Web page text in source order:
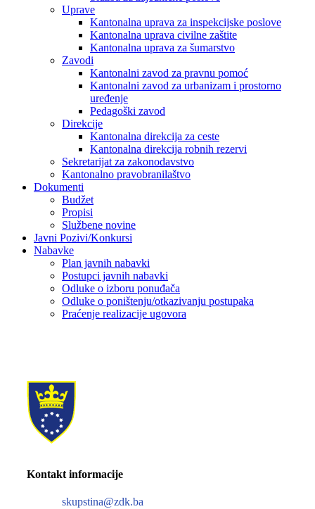
Uprave
Kantonalna uprava za inspekcijske poslove
Kantonalna uprava civilne zaštite
Kantonalna uprava za šumarstvo
Zavodi
Kantonalni zavod za pravnu pomoć
Kantonalni zavod za urbanizam i prostorno
uređenje
Pedagoški zavod
Direkcije
Kantonalna direkcija za ceste
Kantonalna direkcija robnih rezervi
Sekretarijat za zakonodavstvo
Kantonalno pravobranilaštvo
Dokumenti
Budžet
Propisi
Službene novine
Javni Pozivi/Konkursi
Nabavke
Plan javnih nabavki
Postupci javnih nabavki
Odluke o izboru ponuđača
Odluke o poništenju/otkazivanju postupaka
Praćenje realizacije ugovora
Kontakt informacije
skupstina@zdk.ba